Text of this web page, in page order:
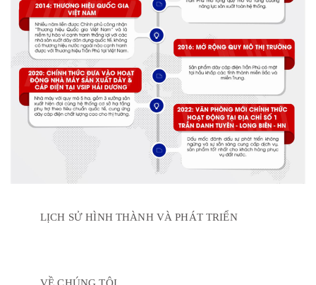
LỊCH SỬ HÌNH THÀNH VÀ PHÁT TRIỂN